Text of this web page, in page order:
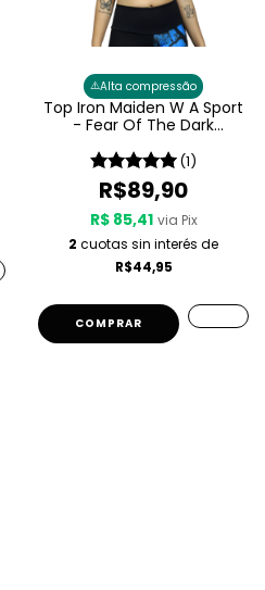
⚠️Alta compressão
Top Iron Maiden W A Sport
- Fear Of The Dark
(1)
R$89,90
R$ 85,41 via Pix
2 cuotas sin interés de
R$44,95
COMPRAR